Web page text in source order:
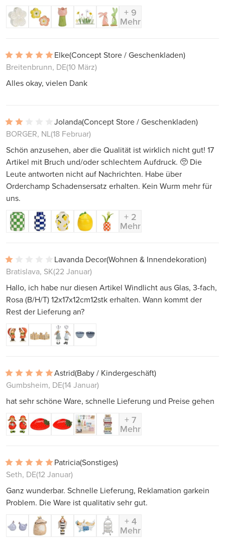
+ 9
Mehr
Elke(Concept Store / Geschenkladen)
Breitenbrunn, DE(10 März)
Alles okay, vielen Dank
Jolanda(Concept Store / Geschenkladen)
BORGER, NL(18 Februar)
Schön anzusehen, aber die Qualität ist wirklich nicht gut! 17
Artikel mit Bruch und/oder schlechtem Aufdruck. 🥺 Die
Leute antworten nicht auf Nachrichten. Habe über
Orderchamp Schadensersatz erhalten. Kein Wurm mehr für
uns.
+ 2
Mehr
Lavanda Decor(Wohnen & Innendekoration)
Bratislava, SK(22 Januar)
Hallo, ich habe nur diesen Artikel Windlicht aus Glas, 3-fach,
Rosa (B/H/T) 12x17x12cm12stk erhalten. Wann kommt der
Rest der Lieferung an?
Astrid(Baby / Kindergeschäft)
Gumbsheim, DE(14 Januar)
hat sehr schöne Ware, schnelle Lieferung und Preise gehen
+ 7
Mehr
Patricia(Sonstiges)
Seth, DE(12 Januar)
Ganz wunderbar. Schnelle Lieferung, Reklamation garkein
Problem. Die Ware ist qualitativ sehr gut.
+ 4
Mehr